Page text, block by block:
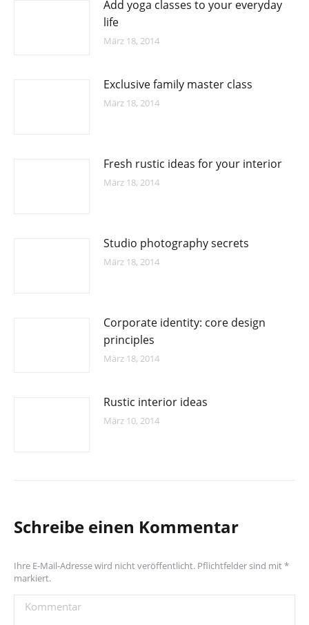
Add yoga classes to your everyday
life
März 18, 2014
Exclusive family master class
März 18, 2014
Fresh rustic ideas for your interior
März 18, 2014
Studio photography secrets
März 18, 2014
Corporate identity: core design
principles
März 18, 2014
Rustic interior ideas
März 10, 2014
Schreibe einen Kommentar
Ihre E-Mail-Adresse wird nicht veröffentlicht. Pflichtfelder sind mit*
markiert.
Kommentar